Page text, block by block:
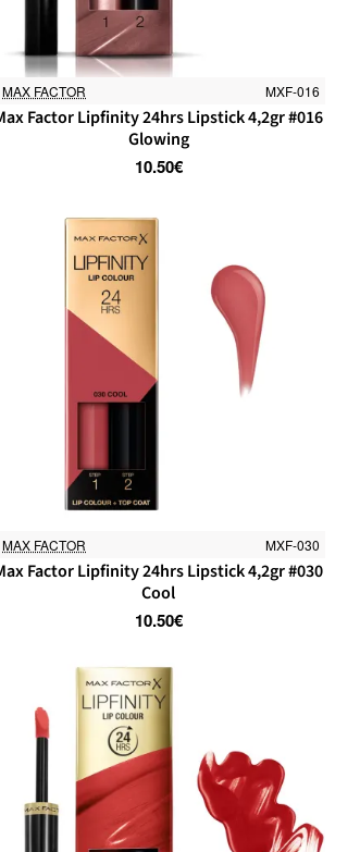
MAX FACTOR MXF-016
Factor Lipfinity 24hrs Lipstick 4,2gr #016
Glowing
10.50€
MAX FACTOR MXF-030
Factor Lipfinity 24hrs Lipstick 4,2gr #030
Cool
10.50€